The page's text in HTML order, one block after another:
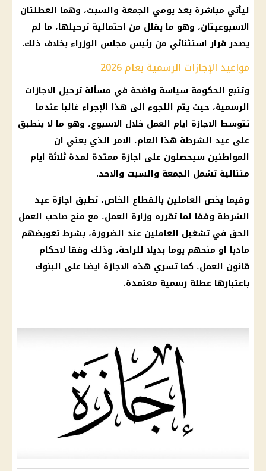
ليأتي مباشرة بعد يومي الجمعة والسبت، وهما العطلتان
الاسبوعيتان، وهو ما يقلل من احتمالية ترحيلها، ما لم
يصدرقراراستثنائي من رئيس مجلس الوزراء بخلاف ذلك.
مواعيد الإجازات الرسمية بعام 2026
وتتبع الحكومة سياسة واضحة في مسألة ترحيل الاجازات
الرسمية، حيث يتم اللجوء الى هذا الإجراء غالبا عندما
تتوسط الاجازة ايام العمل خلال الاسبوع، وهو ما لا ينطبق
على عيد الشرطة هذا العام، الامر الذي يعني ان
المواطنين سيحصلون على اجازة ممتدة لمدة ثلاثة ايام
متتالية تشمل الجمعة والسبت والاحد.
وفيما يخص العاملين بالقطاع الخاص، تطبق اجازة عيد
الشرطة وفقا لما تقرره وزارة العمل، مع منح صاحب العمل
الحق في تشغيل العاملين عند الضرورة، بشرط تعويضهم
ماديا او منحهم يوما بديلا للراحة، وذلك وفقا لاحكام
قانون العمل، كما تسري هذه الاجازة ايضا على البنوك
باعتبارها عطلة رسمية معتمدة.